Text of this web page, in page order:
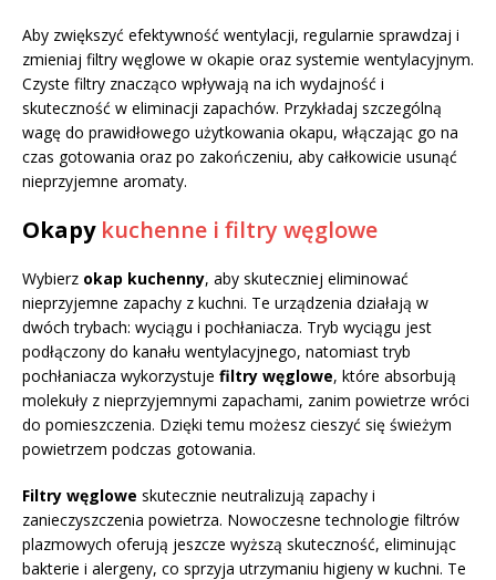
Aby zwiększyć efektywność wentylacji, regularnie sprawdzaj i
zmieniaj filtry węglowe w okapie oraz systemie wentylacyjnym.
Czyste filtry znacząco wpływają na ich wydajność i
skuteczność w eliminacji zapachów. Przykładaj szczególną
wagę do prawidłowego użytkowania okapu, włączając go na
czas gotowania oraz po zakończeniu, aby całkowicie usunąć
nieprzyjemne aromaty.
Okapy kuchenne i filtry węglowe
Wybierz okap kuchenny, aby skuteczniej eliminować
nieprzyjemne zapachy z kuchni. Te urządzenia działają w
dwóch trybach: wyciągu i pochłaniacza. Tryb wyciągu jest
podłączony do kanału wentylacyjnego, natomiast tryb
pochłaniacza wykorzystuje filtry węglowe, które absorbują
molekuły z nieprzyjemnymi zapachami, zanim powietrze wróci
do pomieszczenia. Dzięki temu możesz cieszyć się świeżym
powietrzem podczas gotowania.
Filtry węglowe skutecznie neutralizują zapachy i
zanieczyszczenia powietrza. Nowoczesne technologie filtrów
plazmowych oferują jeszcze wyższą skuteczność, eliminując
bakterie i alergeny, co sprzyja utrzymaniu higieny w kuchni. Te